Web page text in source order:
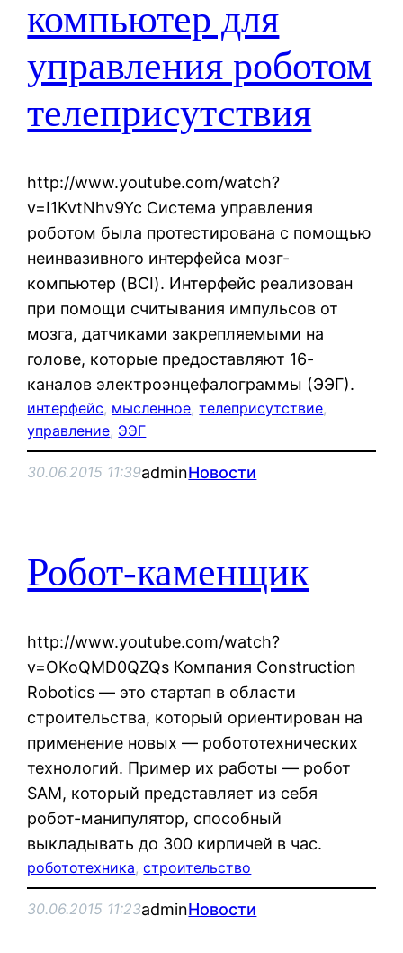
компьютер для
управления роботом
телеприсутствия
http://www.youtube.com/watch?
v=I1KvtNhv9Yc Система управления
роботом была протестирована с помощью
неинвазивного интерфейса мозг-
компьютер (BCI). Интерфейс реализован
при помощи считывания импульсов от
мозга, датчиками закрепляемыми на
голове, которые предоставляют 16-
каналов электроэнцефалограммы (ЭЭГ).
интерфейс, мысленное, телеприсутствие
управление, ЭЭГ
30.06.2015 11:39adminНовости
Робот-каменщик
http://www.youtube.com/watch?
v=OKoQMD0QZQs Компания Construction
Robotics — это стартап в области
строительства, который ориентирован на
применение новых — робототехнических
технологий. Пример их работы — робот
SAM, который представляет из себя
робот-манипулятор, способный
выкладывать до 300 кирпичей в час.
робототехника, строительство
30.06.2015 11:23adminНовости